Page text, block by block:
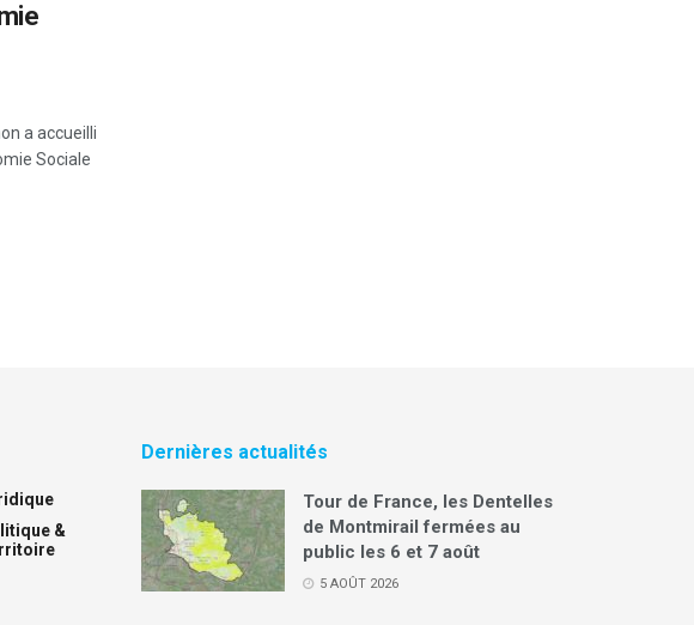
a accueilli
Sociale
&
Dernières actualités
Tour de France, les Dentelles
de Montmirail fermées au
public les 6 et 7 août
5 AOÛT 2026